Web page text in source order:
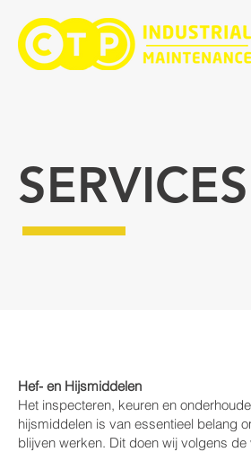
SERVICES
Hef- en Hijsmiddelen
Het inspecteren, keuren en
hijsmiddelen is van essentieel belang
blijven werken. Dit doen wij volgens